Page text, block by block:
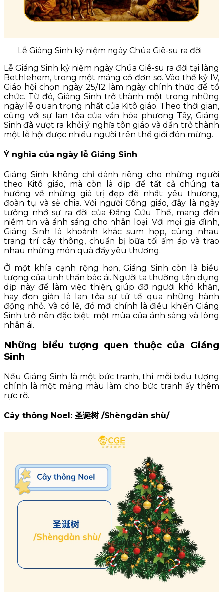
Lễ Giáng Sinh kỷ niệm ngày Chúa Giê-su ra đời
Lễ Giáng Sinh kỷ niệm ngày Chúa Giê-su ra đời tại làng
Bethlehem, trong một máng cỏ đơn sơ. Vào thế kỷ IV,
Giáo hội chọn ngày 25/12 làm ngày chính thức để tổ
chức. Từ đó, Giáng Sinh trở thành một trong những
ngày lễ quan trọng nhất của Kitô giáo. Theo thời gian,
cùng với sự lan tỏa của văn hóa phương Tây, Giáng
Sinh đã vượt ra khỏi ý nghĩa tôn giáo và dần trở thành
một lễ hội được nhiều người trên thế giới đón mừng.
Ý nghĩa của ngày lễ Giáng Sinh
Giáng Sinh không chỉ dành riêng cho những người
theo Kitô giáo, mà còn là dịp để tất cả chúng ta
hướng về những giá trị đẹp đẽ nhất: yêu thương,
đoàn tụ và sẻ chia. Với người Công giáo, đây là ngày
tưởng nhớ sự ra đời của Đấng Cứu Thế, mang đến
niềm tin và ánh sáng cho nhân loại. Với mọi gia đình,
Giáng Sinh là khoảnh khắc sum họp, cùng nhau
trang trí cây thông, chuẩn bị bữa tối ấm áp và trao
nhau những món quà đầy yêu thương.
Ở một khía cạnh rộng hơn, Giáng Sinh còn là biểu
tượng của tinh thần bác ái. Người ta thường tận dụng
dịp này để làm việc thiện, giúp đỡ người khó khăn,
hay đơn giản là lan tỏa sự tử tế qua những hành
động nhỏ. Và có lẽ, đó mới chính là điều khiến Giáng
Sinh trở nên đặc biệt: một mùa của ánh sáng và lòng
nhân ái.
Những biểu tượng quen thuộc của Giáng
Sinh
Nếu Giáng Sinh là một bức tranh, thì mỗi biểu tượng
chính là một mảng màu làm cho bức tranh ấy thêm
rực rỡ.
Cây thông Noel: 圣诞树 /Shèngdàn shù/